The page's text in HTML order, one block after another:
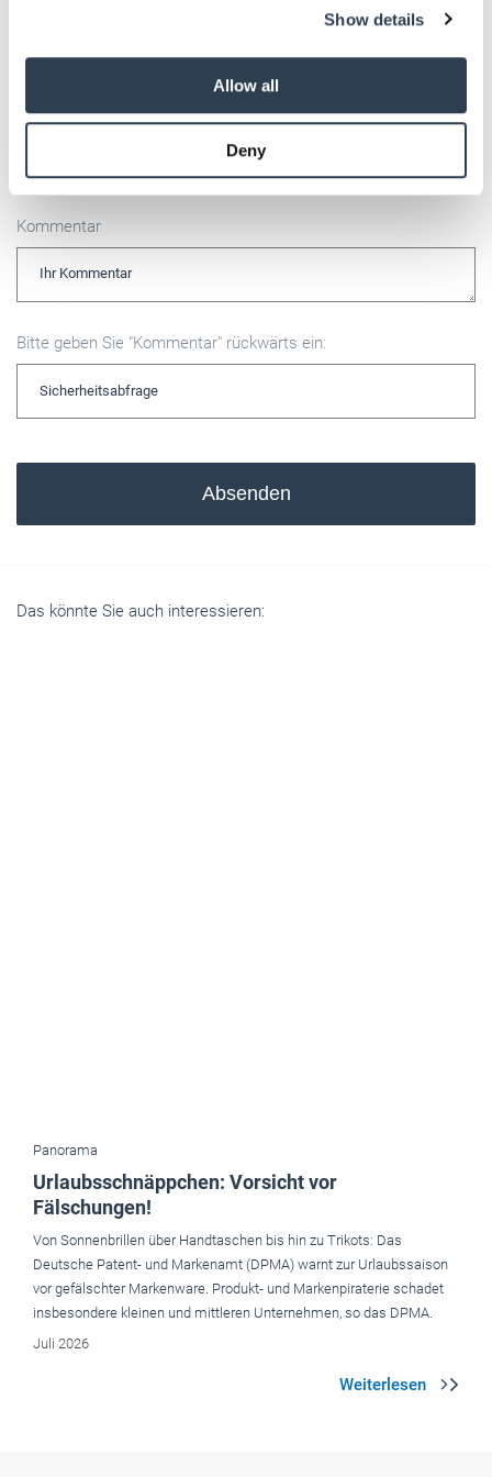
provide social media features and to analyse our traffic.
provided to them or that they’ve collected from your use
Weitere Informationen:Impressum Datenschutz
Show details
Allow all
Deny
E-Mail
Kommentar
Bitte geben Sie "Kommentar" rückwärts ein.
Absenden
Das könnte Sie auch interessieren:
vor gefälschter Markenware. Produkt- und Markenpiraterie schadet
Juli 2026